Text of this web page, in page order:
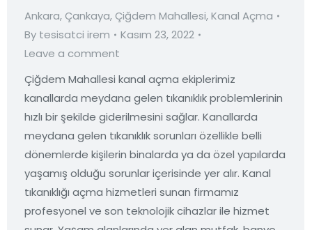
Ankara, Çankaya, Çiğdem Mahallesi,Kanal Açma
By tesisatci irem
Kasım 23, 2022
Leave a comment
Çiğdem Mahallesi kanal açma ekiplerimiz
kanallarda meydana gelen tıkanıklık problemlerinin
hızlı bir şekilde giderilmesini sağlar. Kanallarda
meydana gelen tıkanıklık sorunları özellikle belli
dönemlerde kişilerin binalarda ya da özel yapılarda
yaşamış olduğu sorunlar içerisinde yer alır. Kanal
tıkanıklığı açma hizmetleri sunan firmamız
profesyonel ve son teknolojik cihazlar ile hizmet